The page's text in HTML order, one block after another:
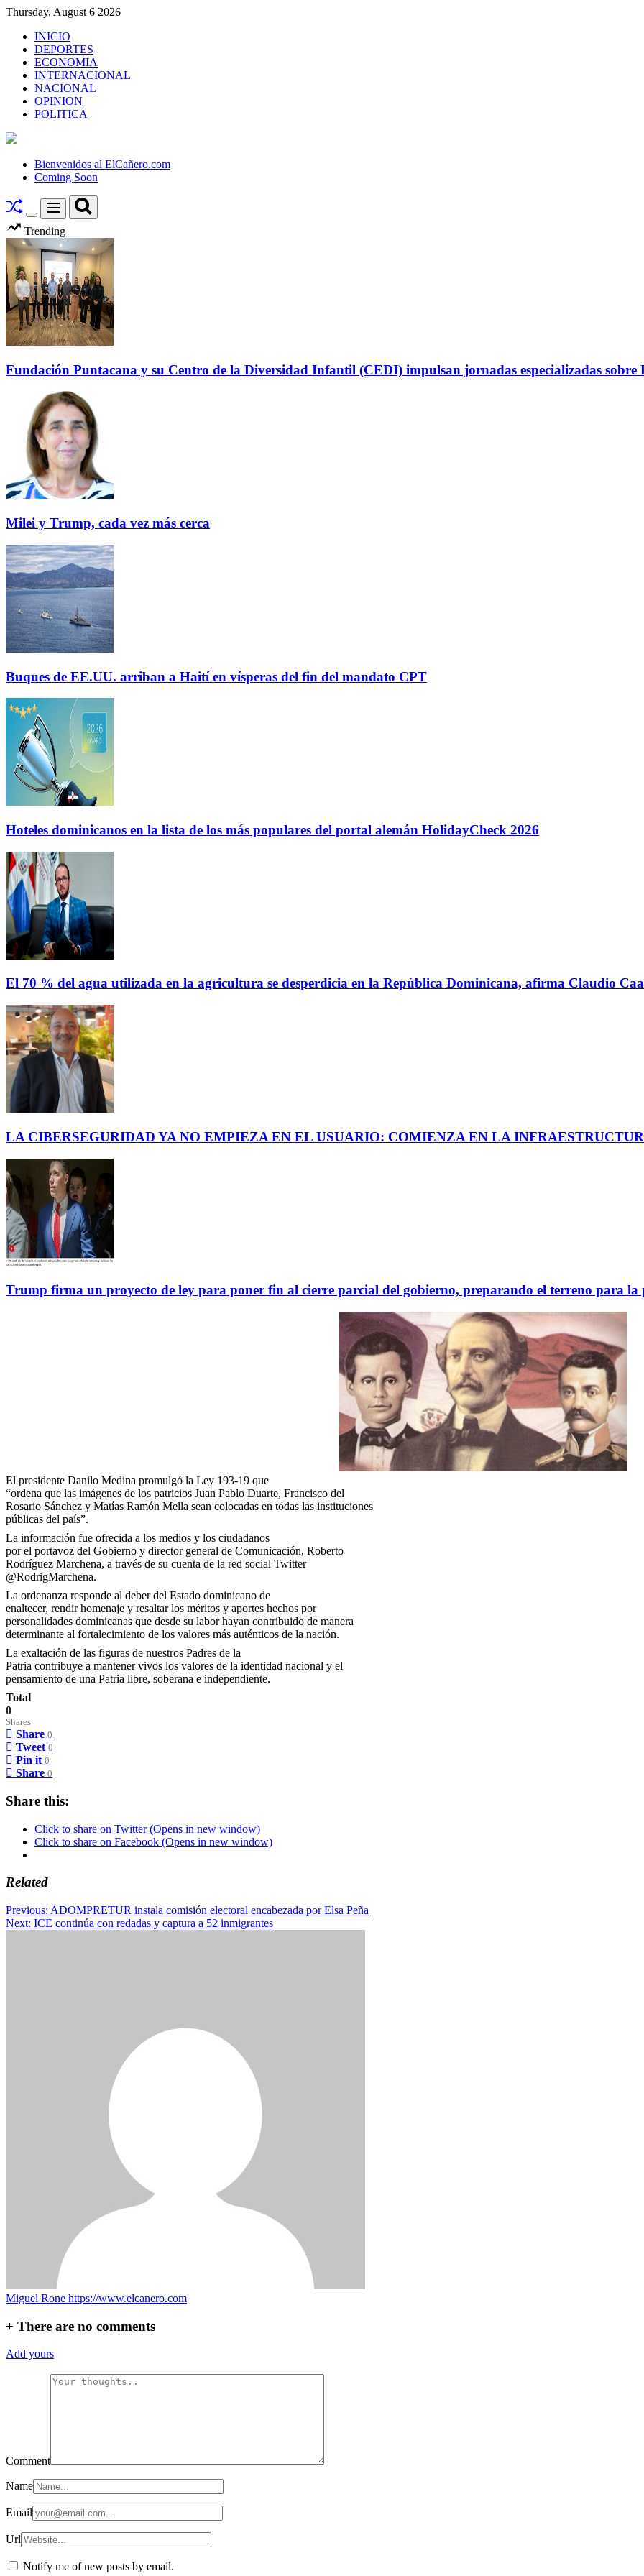
Skip
content
Thursday, August 6 2026
INICIO
DEPORTES
ECONOMIA
INTERNACIONAL
NACIONAL
OPINION
POLITICA
El
Bienvenidos al ElCañero.com
Coming Soon
Switch
color
mode
Menu Search
Trending
Fundación Puntacana y su Centro de la Diversidad Infantil (CEDI) impulsan jornadas especializadas sobre
Milei y Trump, cada vez más cerca
Buques de EE.UU. arriban a Haití en vísperas del fin del mandato CPT
Hoteles dominicanos en la lista de los más populares del portal alemán HolidayCheck 2026
El 70 % del agua utilizada en la agricultura se desperdicia en la República Dominicana, afirma Claudio
LA CIBERSEGURIDAD YA NO EMPIEZA EN EL USUARIO: COMIENZA EN LA
Trump firma un proyecto de ley para poner fin al cierre parcial del gobierno, preparando el terreno para
El presidente Danilo Medina promulgó la Ley 193-19 que
“ordena que las imágenes de los patricios Juan Pablo Duarte, Francisco del
Rosario Sánchez y Matías Ramón Mella sean colocadas en todas las instituciones
públicas del país”.
La información fue ofrecida a los medios y los ciudadanos
por el portavoz del Gobierno y director general de Comunicación, Roberto
Rodríguez Marchena, a través de su cuenta de la red social Twitter
@RodrigMarchena.
La ordenanza responde al deber del Estado dominicano de
enaltecer, rendir homenaje y resaltar los méritos y aportes hechos por
personalidades dominicanas que desde su labor hayan contribuido de manera
determinante al fortalecimiento de los valores más auténticos de la nación.
La exaltación de las figuras de nuestros Padres de la
Patria contribuye a mantener vivos los valores de la identidad nacional y el
pensamiento de una Patria libre, soberana e independiente.
Total
0
Shares
Share 0
Tweet 0
Pin it 0
Share 0
Share this:
Click to share on Twitter (Opens in new window)
Click to share on Facebook (Opens in new window)
Related
Post
navigation
Previous: ADOMPRETUR instala comisión electoral encabezada por Elsa Peña
Next: ICE continúa con redadas y captura a 52 inmigrantes
Miguel Rone https://www.elcanero.com
+ There are no comments
Add yours
Comment
Name
Email
Url
Notify me of new posts by email.